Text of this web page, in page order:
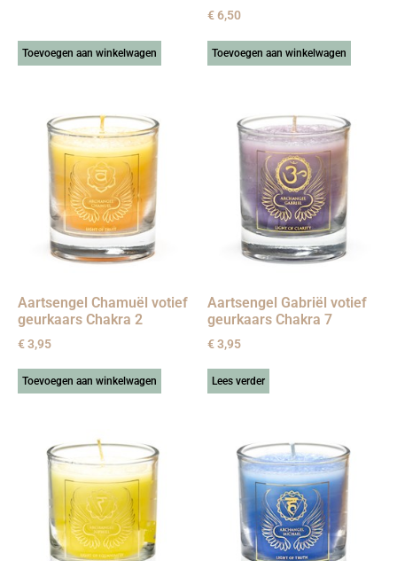
Toevoegen aan winkelwagen
€6,50
Toevoegen aan winkelwagen
Aartsengel Chamuël votief
geurkaars Chakra 2
€3,95
Toevoegen aan winkelwagen
Aartsengel Gabriël votief
geurkaars Chakra 7
€3,95
Lees verder